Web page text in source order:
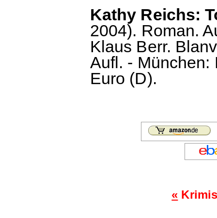
Kathy Reichs:
2004). Roman.
Klaus Berr.
Aufl. - München:
Euro (D).
«